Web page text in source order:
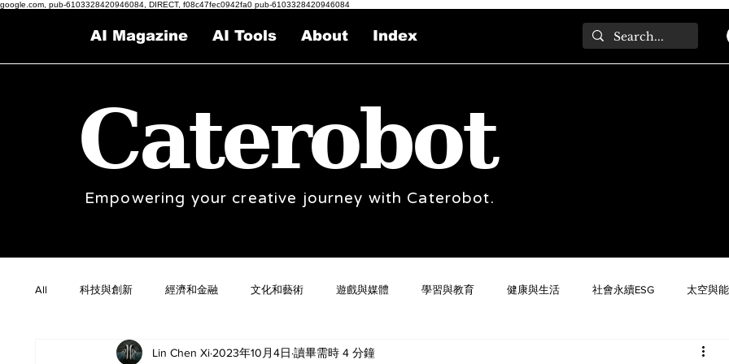
google.com, pub-6103328420946084, DIRECT, f08c47fec0942fa0 pub-6103328420946084
AI Magazine AI Tools About Index
Caterobot
Empowering your creative journey with Caterobot.
All 科技與創新 經濟和金融 文化和藝術 遊戲與媒體 學習與教育 健康與生活 社會永續ESG 太空與
Lin Chen Xi 2023年10月4日 讀畢需時 4 分鐘